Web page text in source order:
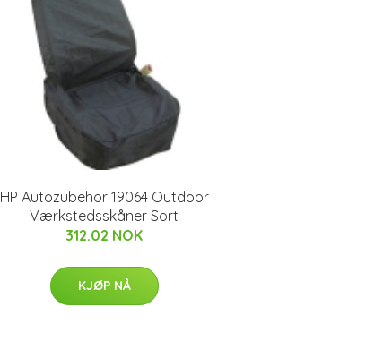
HP Autozubehör 19064 Outdoor
Værkstedsskåner Sort
312.02 NOK
KJØP NÅ